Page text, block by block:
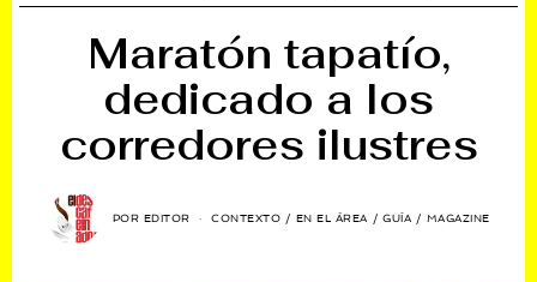
Maratón tapatío,
dedicado a los
corredores ilustres
POR EDITOR CONTEXTO / EN EL ÁREA / GUÍA / MAGAZINE